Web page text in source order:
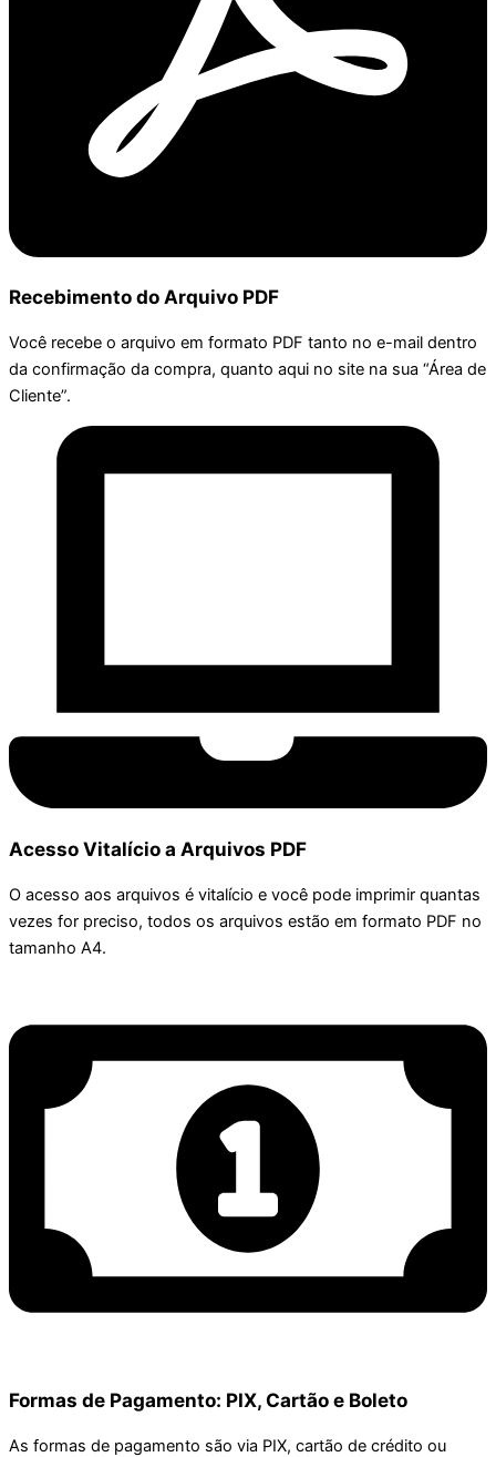
Recebimento do Arquivo PDF
Você recebe o arquivo em formato PDF tanto no e-mail dentro
da confirmação da compra, quanto aqui no site na sua “Área de
Cliente”.
Acesso Vitalício a Arquivos PDF
O acesso aos arquivos é vitalício e você pode imprimir quantas
vezes for preciso, todos os arquivos estão em formato PDF no
tamanho A4.
Formas de Pagamento: PIX, Cartão e Boleto
As formas de pagamento são via PIX, cartão de crédito ou